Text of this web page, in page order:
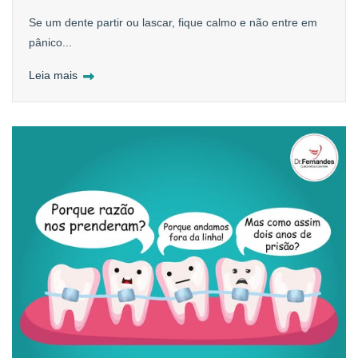
Se um dente partir ou lascar, fique calmo e não entre em
pânico...
Leia mais